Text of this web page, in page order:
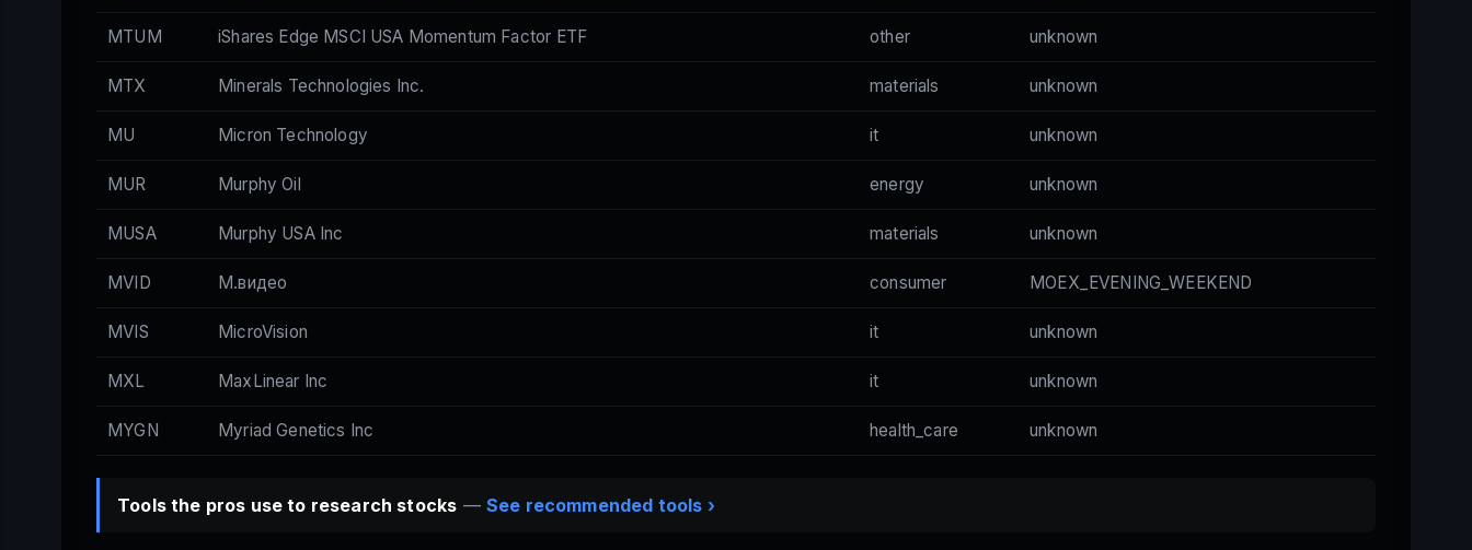
MTUM iShares Edge MSCI USA Momentum Factor ETF other unknown
MTX Minerals Technologies Inc. materials unknown
MU Micron Technology it unknown
MUR Murphy Oil energy unknown
MUSA Murphy USA Inc materials unknown
MVID М.видео consumer MOEX_EVENING_WEEKEND
MVIS MicroVision it unknown
MXL MaxLinear Inc it unknown
MYGN Myriad Genetics Inc health_care unknown
Tools the pros use to research stocks — See recommended tools ›